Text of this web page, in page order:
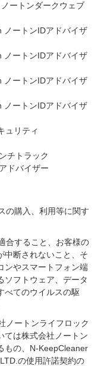
ートンダークウェブ
ートンIDアドバイザ
ートンIDアドバイザ
ートンIDアドバイザ
ートンIDアドバイザ
ュリティ
チトラック
ドバイザー
の購入、利用等に関す
合すること、お客様の
中断されないこと、そ
ンやスマートフォン端
ソフトウェア、データ
べてのウイルスの駆
ノートンライフロック
ては株式会社ノートン
もの、N-KeepCleaner
の使用許諾契約の